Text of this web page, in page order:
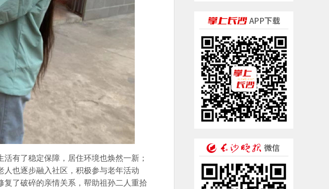
有了稳定保障，居住环境也焕然一新；
也逐步融入社区，积极参与老年活动
了破碎的亲情关系，帮助祖孙二人重拾